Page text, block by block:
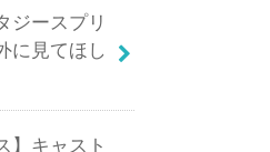
ジースプリ
に見てほし
】キャスト